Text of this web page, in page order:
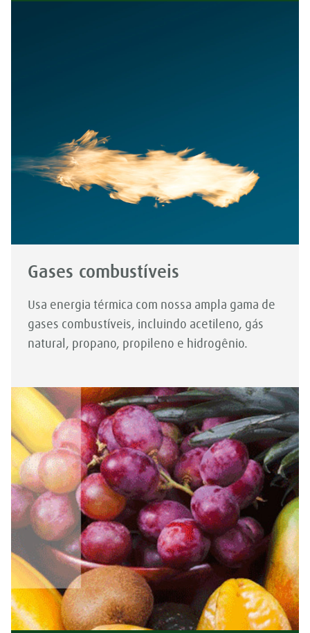
Gases combustíveis
Usa energia térmica com nossa ampla gama de
gases combustíveis, incluindo acetileno, gás
natural, propano, propileno e hidrogênio.